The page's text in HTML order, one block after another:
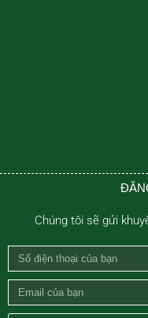
Chúng tôi sẽ gửi
Số
điện
thoại
của
Email
của